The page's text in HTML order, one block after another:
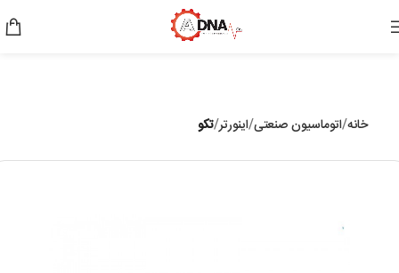
خانه اتوماسیون صنعتی اینورتر تکو